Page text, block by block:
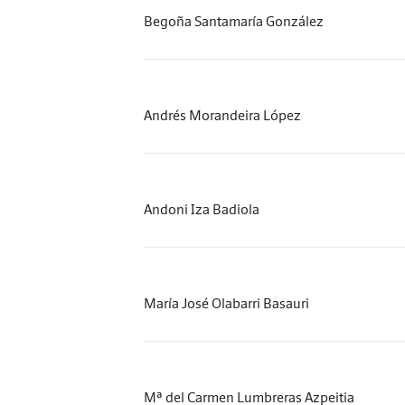
Begoña Santamaría González
Andrés Morandeira López
Andoni Iza Badiola
María José Olabarri Basauri
Mª del Carmen Lumbreras Azpeitia